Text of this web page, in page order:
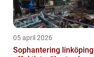
05 april 2026
Sophantering linköping